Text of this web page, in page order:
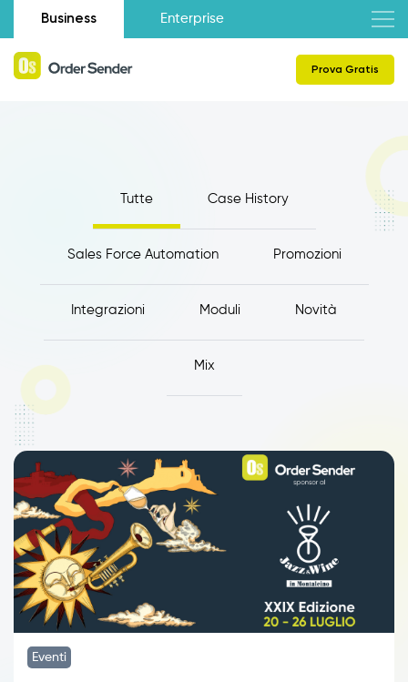
Business Enterprise
Prova Gratis
Tutte Case History
Sales Force Automation Promozioni
Integrazioni Moduli Novità
Mix
Eventi